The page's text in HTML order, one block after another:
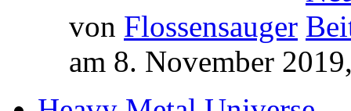
von Flossensauger
am 8. November